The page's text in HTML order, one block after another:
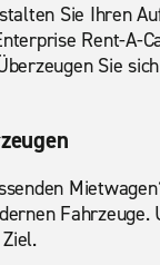
Sie Ihren
Rent-A-
Sie